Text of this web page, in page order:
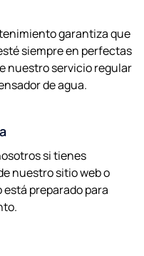
garantiza que
siempre en perfectas
nuestro servicio regular
de agua.
si tienes
nuestro sitio web o
preparado para